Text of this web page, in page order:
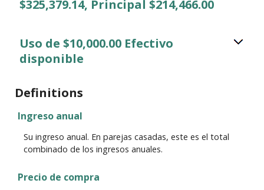
$325,379.14, Principal $214,466.00
Uso de $10,000.00 Efectivo
disponible
Definitions
Ingreso anual
Su ingreso anual. En parejas casadas, este es el total
combinado de los ingresos anuales.
Precio de compra